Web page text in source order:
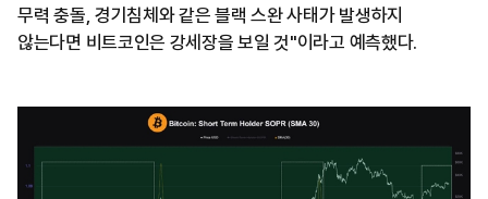
무력 충돌, 경기침체와 같은 블랙 스완 사태가 발생하지
않는다면 비트코인은 강세장을 보일 것"이라고 예측했다.